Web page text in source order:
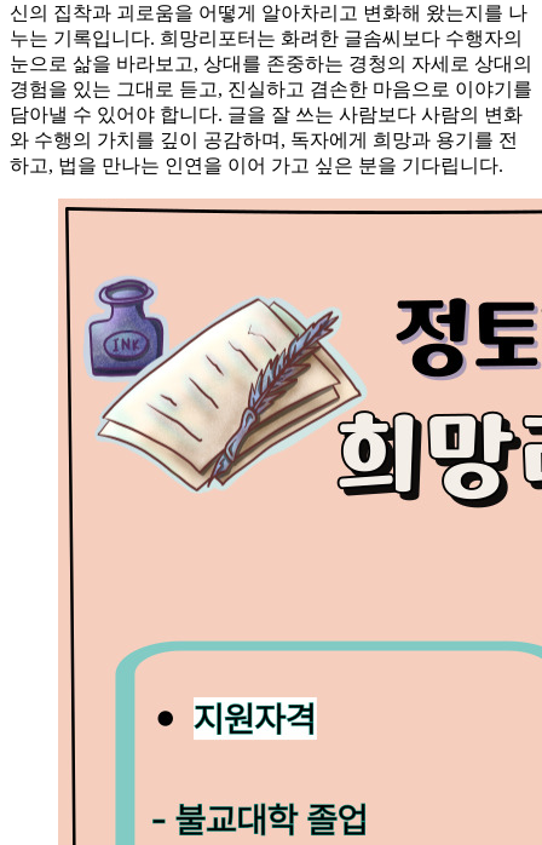
신의 집착과 괴로움을 어떻게 알아차리고 변화해 왔는지를 나
누는 기록입니다. 희망리포터는 화려한 글솜씨보다 수행자의
눈으로 삶을 바라보고, 상대를 존중하는 경청의 자세로 상대의
경험을 있는 그대로 듣고, 진실하고 겸손한 마음으로 이야기를
담아낼 수 있어야 합니다. 글을 잘 쓰는 사람보다 사람의 변화
와 수행의 가치를 깊이 공감하며, 독자에게 희망과 용기를 전
하고, 법을 만나는 인연을 이어 가고 싶은 분을 기다립니다.